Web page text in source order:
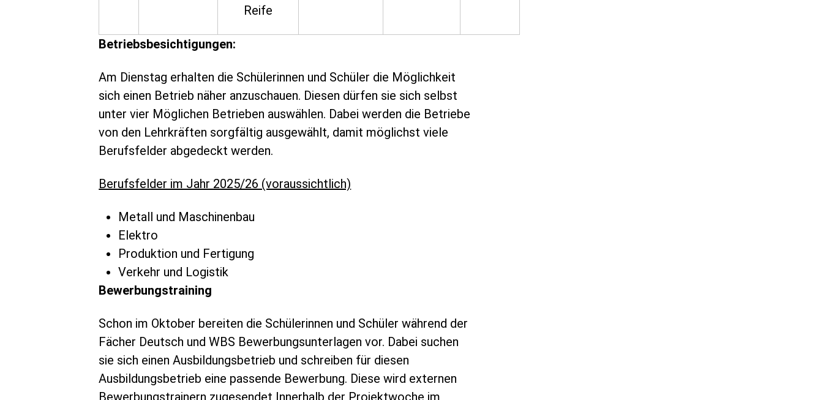
Reife
Betriebsbesichtigungen:
Am Dienstag erhalten die Schülerinnen und Schüler die Möglichkeit
sich einen Betrieb näher anzuschauen. Diesen dürfen sie sich selbst
unter vier Möglichen Betrieben auswählen. Dabei werden die Betriebe
von den Lehrkräften sorgfältig ausgewählt, damit möglichst viele
Berufsfelder abgedeckt werden.
Berufsfelder im Jahr 2025/26 (voraussichtlich)
Metall und Maschinenbau
Elektro
Produktion und Fertigung
Verkehr und Logistik
Bewerbungstraining
Schon im Oktober bereiten die Schülerinnen und Schüler während der
Fächer Deutsch und WBS Bewerbungsunterlagen vor. Dabei suchen
sie sich einen Ausbildungsbetrieb und schreiben für diesen
Ausbildungsbetrieb eine passende Bewerbung. Diese wird externen
Bewerbungstrainern zugesendet Innerhalb der Projektwoche im